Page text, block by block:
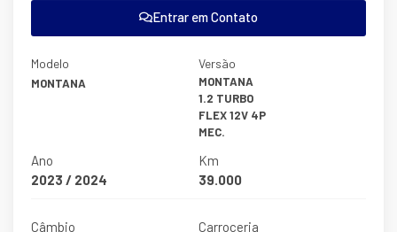
Entrar em Contato
Modelo
MONTANA
Versão
MONTANA
1.2 TURBO
FLEX 12V 4P
MEC.
Ano
2023 / 2024
Km
39.000
Câmbio
Carroceria